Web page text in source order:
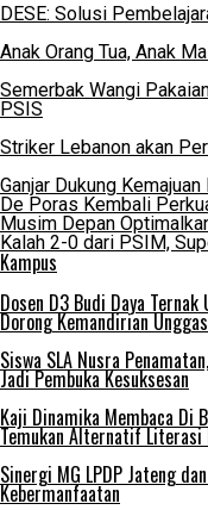
DESE: Solusi
Anak Orang Tua, Anak
Semerbak Wangi
PSIS
Striker Lebanon akan
Ganjar Dukung Kemajuan
De Poras Kembali
Musim Depan
Kalah 2-0 dari PSIM,
Kampus
Dosen D3 Budi Daya
Dorong Kemandirian
Siswa SLA Nusra
Jadi Pembuka Kesuksesan
Kaji Dinamika Membaca Di
Temukan Alternatif
Sinergi MG LPDP Jateng
Kebermanfaatan